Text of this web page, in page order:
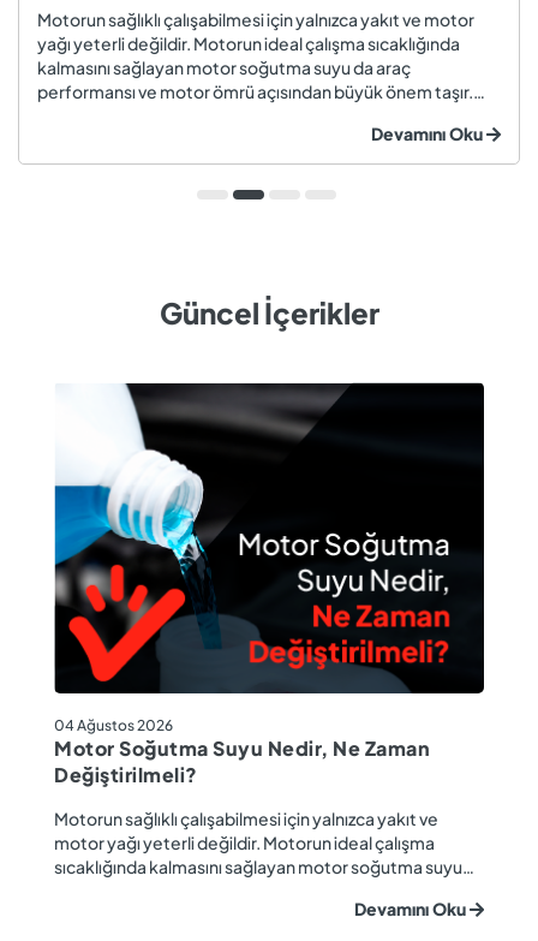
Motorun sağlıklı çalışabilmesi için yalnızca yakıt ve motor
yağı yeterli değildir. Motorun ideal çalışma sıcaklığında
kalmasını sağlayan motor soğutma suyu da araç
performansı ve motor ömrü açısından büyük önem taşır.
değiştirilmeyen soğutma suyu; hararet, korozyon, motor
arızaları ve yüksek onarım ma...
Devamını Oku
Güncel İçerikler
04 Ağustos 2026
Motor Soğutma Suyu Nedir, Ne Zaman
Değiştirilmeli?
Motorun sağlıklı çalışabilmesi için yalnızca yakıt ve
motor yağı yeterli değildir. Motorun ideal çalışma
sıcaklığında kalmasını sağlayan motor soğutma suyu
önem taşır. Düzenli olarak kontrol edilmeyen veya
Devamını Oku